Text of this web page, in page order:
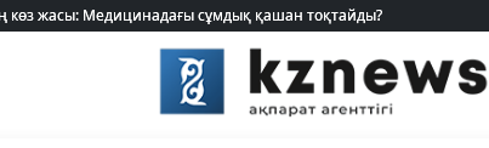
көз жасы: Медицинадағы сұмдық қашан тоқтайды?
көз жасы: Медицинадағы сұмдық қашан тоқтайды?